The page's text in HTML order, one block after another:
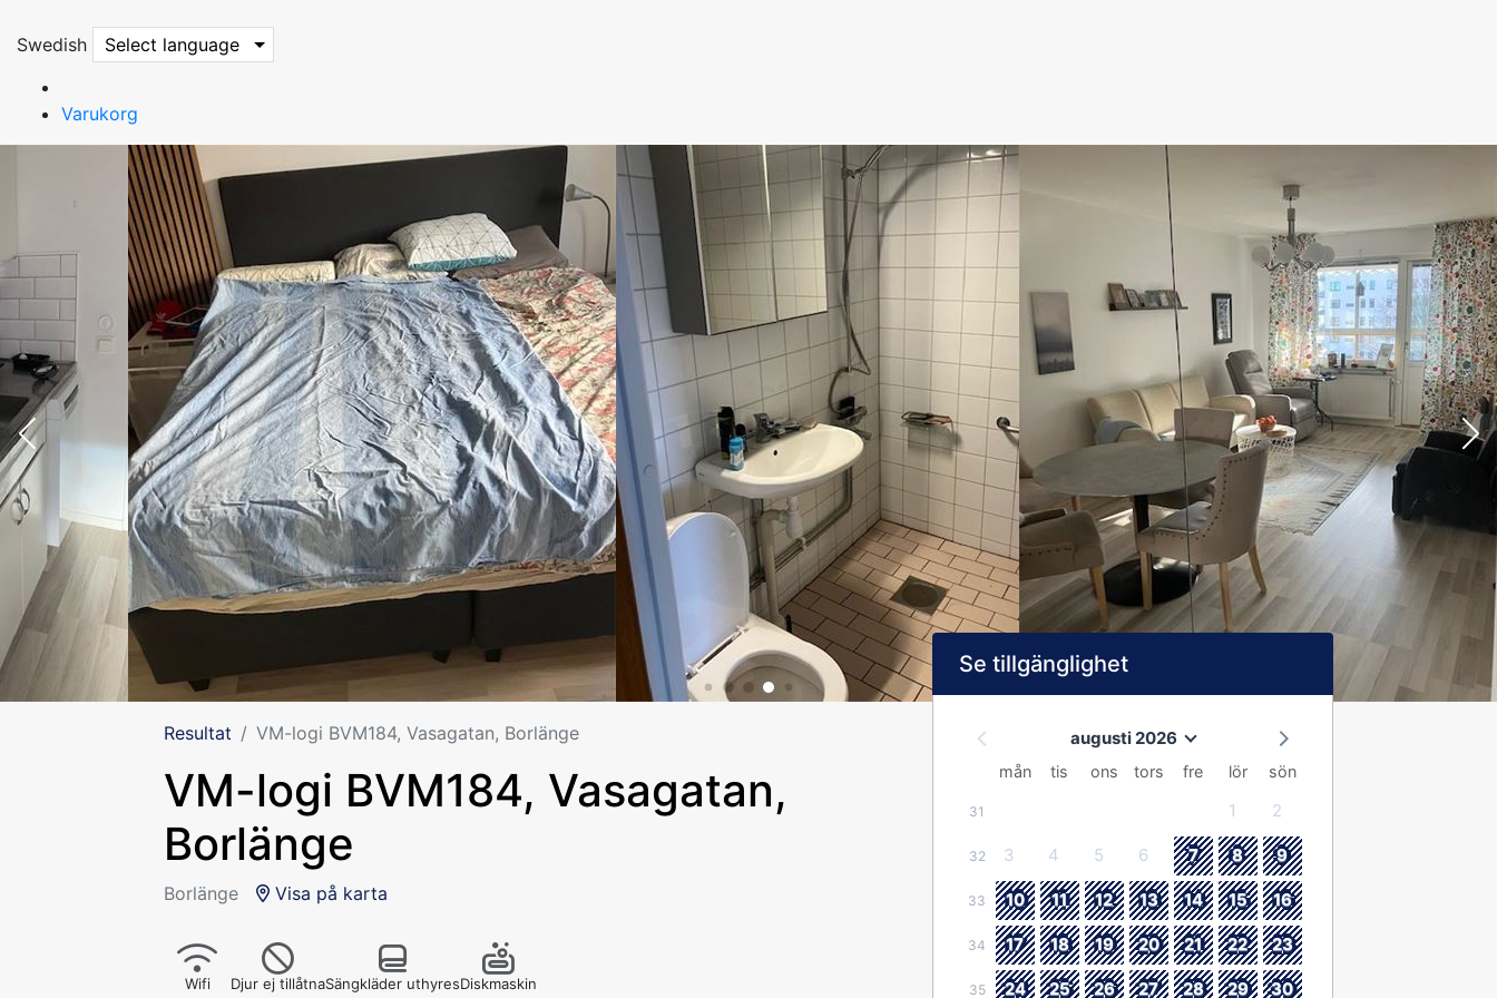
Swedish Select language
Varukorg
Resultat VM-logi BVM184, Vasagatan, Borlänge
VM-logi BVM184, Vasagatan,
Borlänge
Borlänge Visa på karta
Wifi Djur ej tillåtnaSängkläder uthyresDiskmaskin
Se tillgänglighet
augusti 2026
mån tis ons tors fre lör sön
31 1 2
32 3 4 5 6 7 8 9
33 10 11 12 13 14 15 16
34 17 18 19 20 21 22 23
35 24 25 26 27 28 29 30